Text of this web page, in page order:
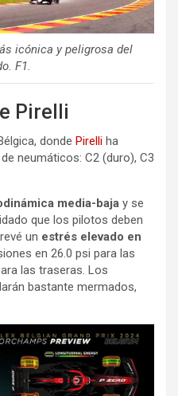
icónica y peligrosa del
F1.
Pirelli
donde Pirelli ha
neumáticos: C2 (duro), C3
media-baja y se
que los pilotos deben
un estrés elevado en
en 26.0 psi para las
las traseras. Los
bastante mermados,